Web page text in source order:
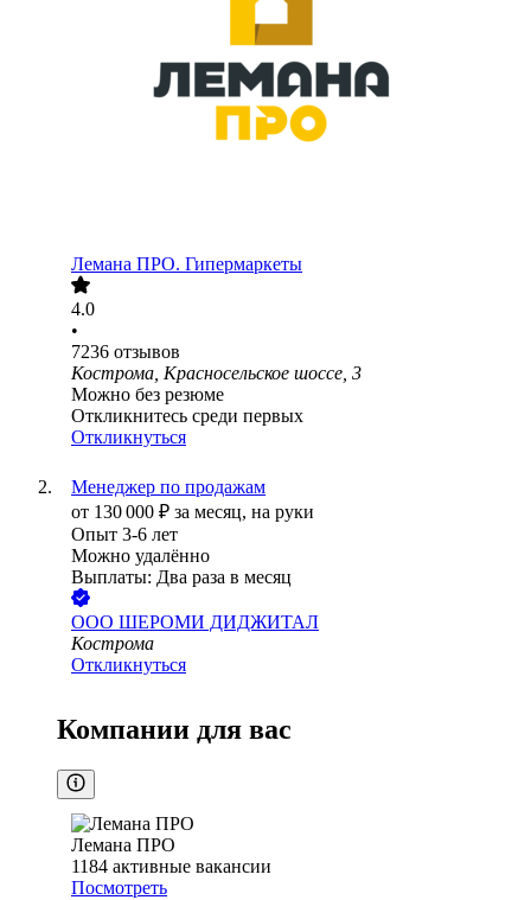
Лемана ПРО. Гипермаркеты
4.0
•
7236 отзывов
Кострома, Красносельское шоссе, 3
Можно без резюме
Откликнитесь среди первых
Откликнуться
Менеджер по продажам
от 130 000 ₽ за месяц, на руки
Опыт 3-6 лет
Можно удалённо
Выплаты: Два раза в месяц
ООО ШЕРОМИ ДИДЖИТАЛ
Кострома
Откликнуться
Компании для вас
Лемана ПРО
1184 активные вакансии
Посмотреть